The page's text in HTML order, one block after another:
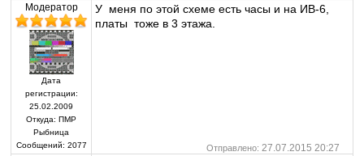
Модератор
Дата
регистрации:
25.02.2009
Откуда: ПМР
Рыбница
Сообщений: 2077
У меня по этой схеме есть часы и на ИВ-6,
платы тоже в 3 этажа.
Отправлено: 27.07.2015 20:27